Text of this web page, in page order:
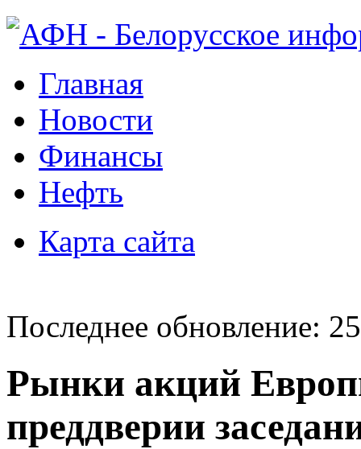
Главная
Новости
Финансы
Нефть
Карта сайта
Последнее обновление:
Рынки акций
преддверии